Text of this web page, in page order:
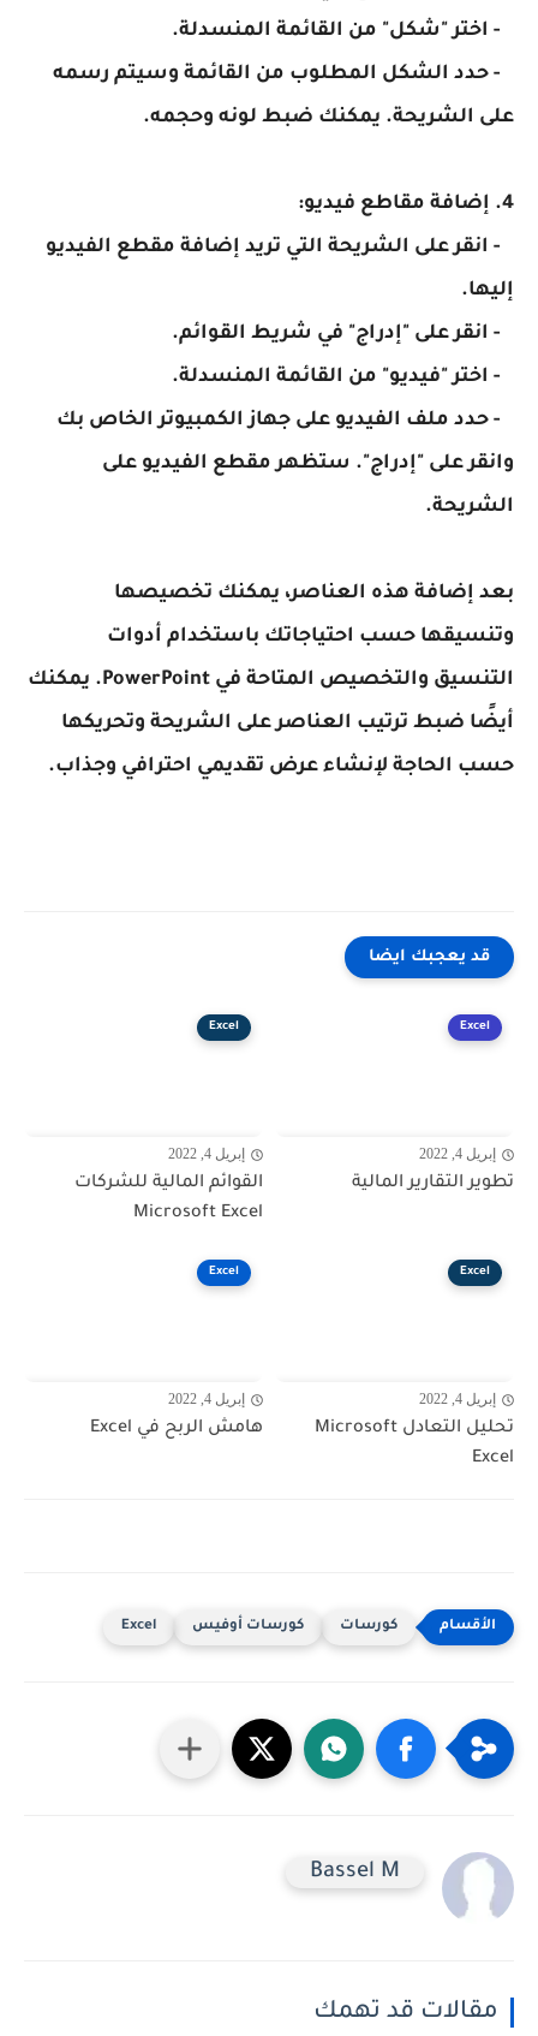
- اختر "شكل" من القائمة المنسدلة.
- حدد الشكل المطلوب من القائمة وسيتم رسمه
على الشريحة. يمكنك ضبط لونه وحجمه.
4. إضافة مقاطع فيديو:
- انقر على الشريحة التي تريد إضافة مقطع الفيديو
إليها.
- انقر على "إدراج" في شريط القوائم.
- اختر "فيديو" من القائمة المنسدلة.
- حدد ملف الفيديو على جهاز الكمبيوتر الخاص بك
وانقر على "إدراج". ستظهر مقطع الفيديو على
الشريحة.
بعد إضافة هذه العناصر، يمكنك تخصيصها
وتنسيقها حسب احتياجاتك باستخدام أدوات
التنسيق والتخصيص المتاحة في PowerPoint. يمكنك
أيضًا ضبط ترتيب العناصر على الشريحة وتحريكها
حسب الحاجة لإنشاء عرض تقديمي احترافي وجذاب.
قد يعجبك ايضا
Excel
إبريل 4, 2022
تطوير التقارير المالية
Excel
إبريل 4, 2022
القوائم المالية للشركات
Microsoft Excel
Excel
إبريل 4, 2022
تحليل التعادل Microsoft
Excel
Excel
إبريل 4, 2022
هامش الربح في Excel
كورسات كورسات أوفيس Excel
Bassel M
مقالات قد تهمك